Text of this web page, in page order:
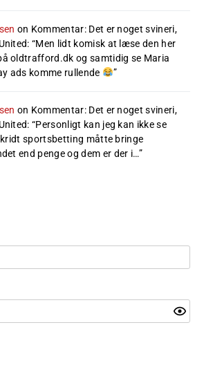
on Kommentar: Det er noget svineri,
: “Men lidt komisk at læse den her
oldtrafford.dk og samtidig se Maria
ads komme rullende
”
on Kommentar: Det er noget svineri,
: “Personligt kan jeg kan ikke se
sportsbetting måtte bringe
end penge og dem er der i…”